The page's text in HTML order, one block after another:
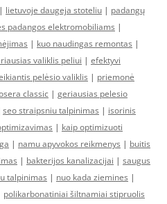
| lietuvoje daugeja stoteliu | padangų
padangos elektromobiliams |
| kuo naudingas remontas |
valiklis peliui | efektyvi
pelėsio valiklis | priemonė
classic | geriausias pelesio
seo straipsniu talpinimas | isorinis
| kaip optimizuoti
| namu apyvokos reikmenys | buitis
| bakterijos kanalizacijai | saugus
talpinimas | nuo kada ziemines |
polikarbonatiniai šiltnamiai stipruolis